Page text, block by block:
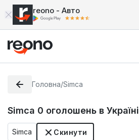
reono - Авто
Головна/Simca
Simca 0 оголошень в Україні
Simca Скинути